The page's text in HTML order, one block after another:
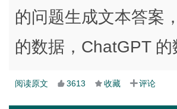
的问题生成文本答案
的数据，ChatGPT
阅读原文 3613 收藏 评论